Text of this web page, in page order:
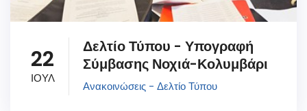
22
ΙΟΥΛ
Δελτίο Τύπου - Υπογραφή
Σύμβασης Νοχιά-Κολυμβάρι
Ανακοινώσεις - Δελτίο Τύπου